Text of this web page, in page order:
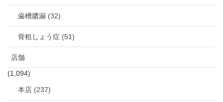
歯槽膿漏 (32)
骨粗しょう症 (51)
店舗
(1,094)
本店 (237)